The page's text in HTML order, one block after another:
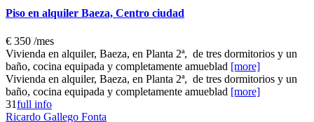
Piso en alquiler Baeza, Centro ciudad
€ 350 /mes
Vivienda en alquiler, Baeza, en Planta 2ª, de tres dormitorios y un
baño, cocina equipada y completamente amueblad [more]
Vivienda en alquiler, Baeza, en Planta 2ª, de tres dormitorios y un
baño, cocina equipada y completamente amueblad [more]
31full info
Ricardo Gallego Fonta